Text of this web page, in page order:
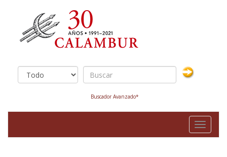
Buscador Avanzado*
Toggle